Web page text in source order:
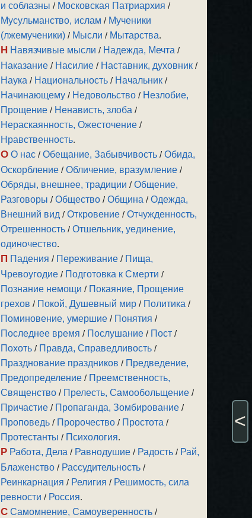
и соблазны / Московская Патриархия /
Мусульманство, ислам / Мученики
(лжемученики) / Мысли / Мытарства.
Н Навязчивые мысли / Надежда, Мечта /
Наказание / Насилие / Наставник, духовник /
Наука / Национальность / Начальник /
Начинающему / Недовольство / Незлобие,
Прощение / Ненависть, злоба /
Нераскаянность, Ожесточение /
Нравственность.
О О нас /Обещание, Забывчивость /Обида,
Оскорбление /Обличение, вразумление /
Обряды, внешнее, традиции /Общение,
Разговоры /Общество /Община /Одежда,
Внешний вид /Откровение /Отчужденность,
Отрешенность /Отшельник, уединение,
одиночество.
П Падения / Переживание / Пища,
Чревоугодие / Подготовка к Смерти /
Познание немощи / Покаяние, Прощение
грехов / Покой, Душевный мир / Политика /
Поминовение, умершие / Понятия /
Последнее время / Послушание / Пост /
Похоть / Правда, Справедливость /
Празднование праздников / Предведение,
Предопределение / Преемственность,
Священство / Прелесть, Самообольщение /
Причастие / Пропаганда, Зомбирование /
Проповедь / Пророчество / Простота /
Протестанты / Психология.
Р Работа, Дела / Равнодушие / Радость / Рай,
Блаженство / Рассудительность /
Реинкарнация / Религия / Решимость, сила
ревности / Россия.
С Самомнение, Самоуверенность /
<